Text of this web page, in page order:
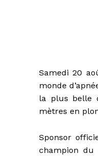
Samedi 20
monde
la plus belle
mètres en
Sponsor
champion du